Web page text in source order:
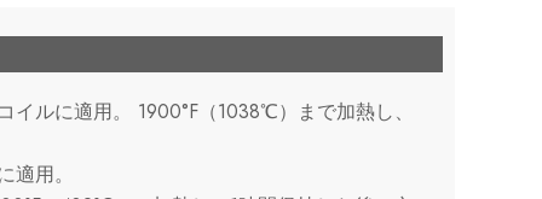
イルに適用。 1900°F（1038℃）まで加熱し、
適用。